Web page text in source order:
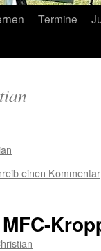
Termine
einen Kommentar